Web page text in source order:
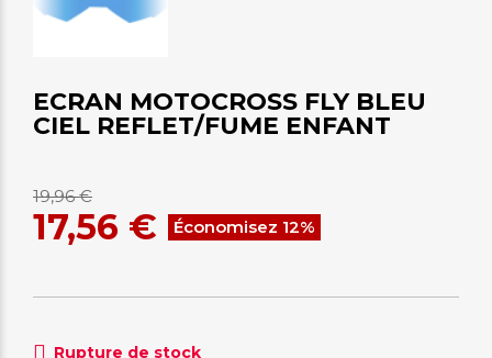
ECRAN MOTOCROSS FLY BLEU
CIEL REFLET/FUME ENFANT
19,96 €
17,56 € Économisez 12%
Rupture de stock